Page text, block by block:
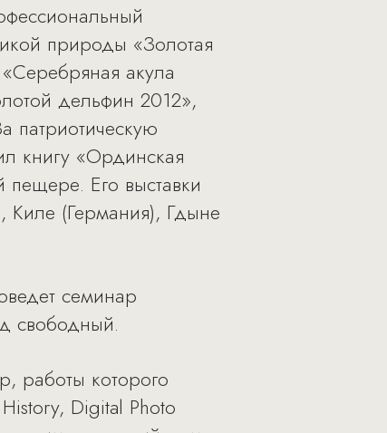
природы «Золотая
акула
дельфин 2012»,
книгу «Ординская
Его выставки
(Германия), Гдыне
семинар
свободный.
работы которого
Digital Photo